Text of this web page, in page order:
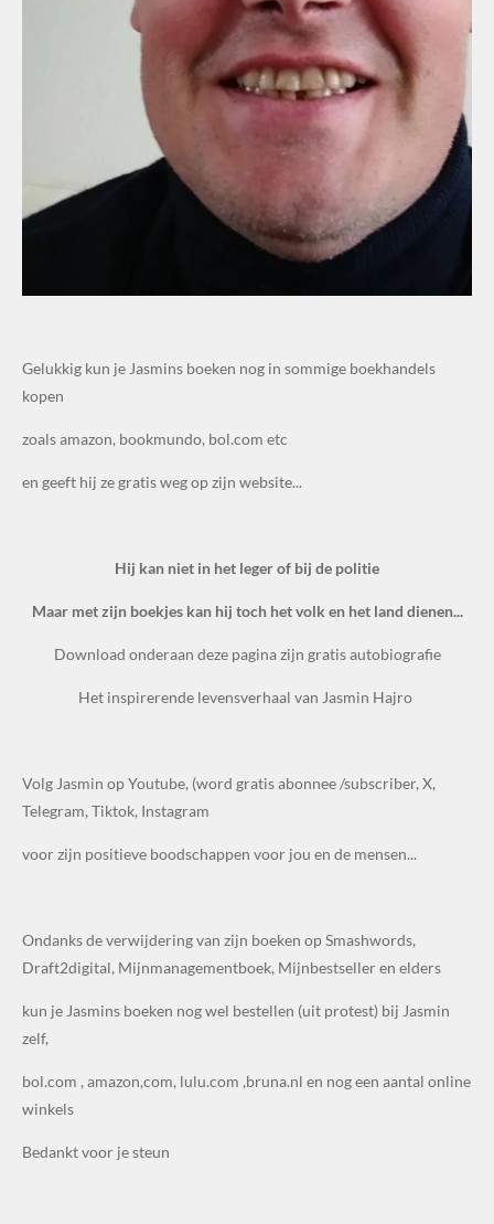
Gelukkig kun je Jasmins boeken nog in sommige boekhandels
kopen
zoals amazon, bookmundo, bol.com etc
en geeft hij ze gratis weg op zijn website...
Hij kan niet in het leger of bij de politie
Maar met zijn boekjes kan hij toch het volk en het land dienen...
Download onderaan deze pagina zijn gratis autobiografie
Het inspirerende levensverhaal van Jasmin Hajro
Volg Jasmin op Youtube, (word gratis abonnee /subscriber, X,
Telegram, Tiktok, Instagram
voor zijn positieve boodschappen voor jou en de mensen...
Ondanks de verwijdering van zijn boeken op Smashwords,
Draft2digital, Mijnmanagementboek, Mijnbestseller en elders
kun je Jasmins boeken nog wel bestellen (uit protest) bij Jasmin
zelf,
bol.com , amazon,com, lulu.com ,bruna.nl en nog een aantal online
winkels
Bedankt voor je steun